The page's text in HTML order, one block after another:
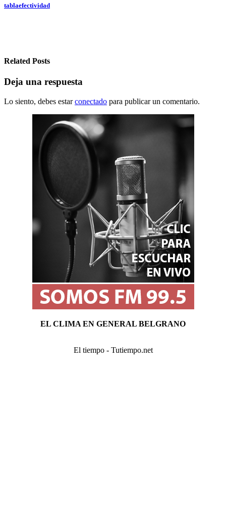
Navegación
tablaefectividad
Related Posts
Deja una respuesta
Lo siento, debes estarconectado para publicar un comentario.
EL CLIMA EN GENERAL BELGRANO
El tiempo - Tutiempo.net